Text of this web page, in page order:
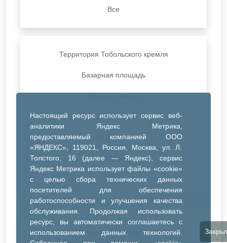
Настоящий ресурс использует сервис веб-
аналитики Яндекс Метрика,
предоставляемый компанией ООО
«ЯНДЕКС», 119021, Россия, Москва, ул. Л.
Толстого, 16 (далее — Яндекс), сервис
Яндекс Метрика использует файлы «cookie»
с целью сбора технических данных
посетителей для обеспечения
работоспособности и улучшения качества
обслуживания. Продолжая использовать
ресурс, вы автоматически соглашаетесь с
использованием данных технологий.
Все
Территория Тобольского кремля
Базарная площадь
ДК Синтез
ДК Речник
ДК Водник
Иное
Очистить все фильтры